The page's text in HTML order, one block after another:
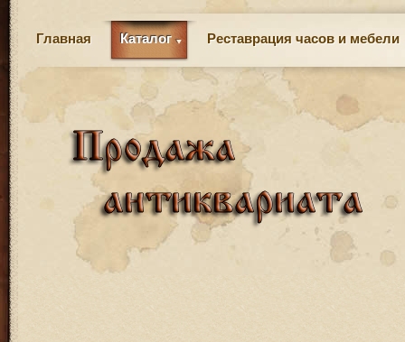
Главная Каталог Реставрация часов и мебели